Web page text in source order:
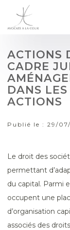
ACTIONS
CADRE
DANS
ACTIONS
Publié le : 29/
Le droit des
permettant
du capital. Parmi
occupent une
d’organisation
associés des